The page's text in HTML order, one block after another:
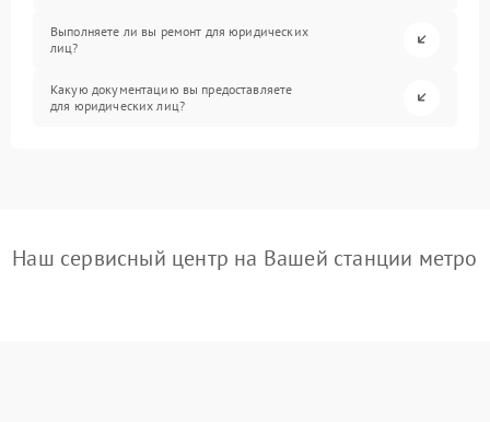
Выполняете ли вы ремонт для юридических
лиц?
Какую документацию вы предоставляете
для юридических лиц?
Наш сервисный центр на Вашей станции метро